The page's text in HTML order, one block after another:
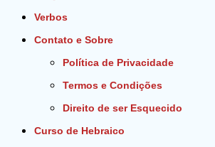
Verbos
Contato e Sobre
Política de Privacidade
Termos e Condições
Direito de ser Esquecido
Curso de Hebraico